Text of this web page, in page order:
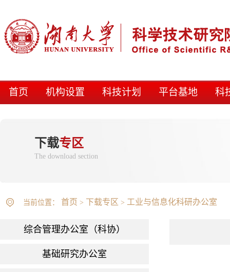
首页 机构设置 科技计划 平台基地 科
下载专区
The download section
当前位置： 首页 > 下载专区 > 工业与信息化科研办公室
综合管理办公室（科协）
基础研究办公室